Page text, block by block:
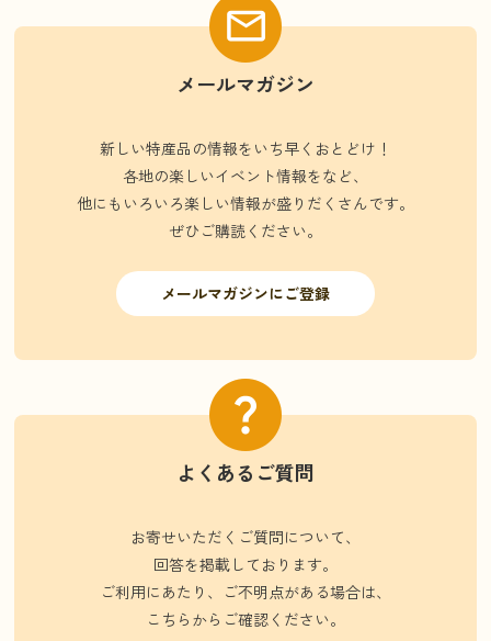
メールマガジン
新しい特産品の情報をいち早くおとどけ！
各地の楽しいイベント情報をなど、
他にもいろいろ楽しい情報が盛りだくさんです。
ぜひご購読ください。
メールマガジンにご登録
よくあるご質問
お寄せいただくご質問について、
回答を掲載しております。
ご利用にあたり、ご不明点がある場合は、
こちらからご確認ください。